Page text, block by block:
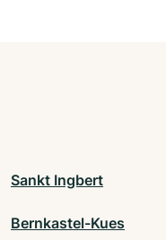
Sankt Ingbert
Bernkastel-Kues